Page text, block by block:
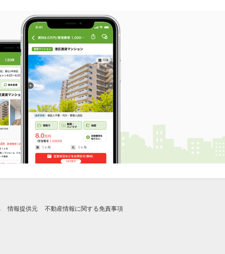
情報提供元 不動産情報に関する免責事項